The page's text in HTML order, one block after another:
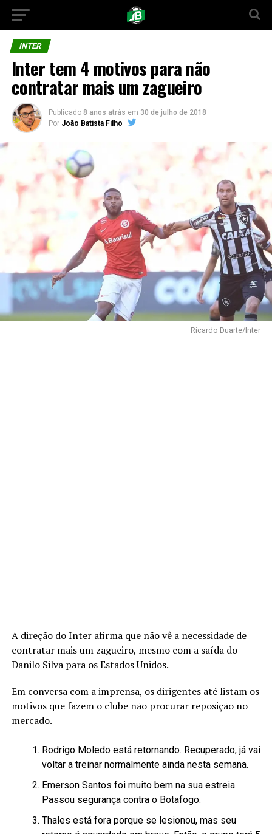
INTER
Inter tem 4 motivos para não
contratar mais um zagueiro
Publicado 8 anos atrás em 30 de julho de 2018
Por João Batista Filho
Ricardo Duarte/Inter
A direção do Inter afirma que não vê a necessidade de
contratar mais um zagueiro, mesmo com a saída do
Danilo Silva para os Estados Unidos.
Em conversa com a imprensa, os dirigentes até listam os
motivos que fazem o clube não procurar reposição no
mercado.
Rodrigo Moledo está retornando. Recuperado, já vai
voltar a treinar normalmente ainda nesta semana.
Emerson Santos foi muito bem na sua estreia.
Passou segurança contra o Botafogo.
Thales está fora porque se lesionou, mas seu